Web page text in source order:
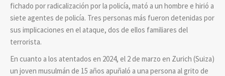
fichado por radicalización por la policía, mató a un hombre e hirió a
siete agentes de policía. Tres personas más fueron detenidas por
sus implicaciones en el ataque, dos de ellos familiares del
terrorista.
En cuanto a los atentados en 2024, el 2 de marzo en Zurich (Suiza)
un joven musulmán de 15 años apuñaló a una persona al grito de